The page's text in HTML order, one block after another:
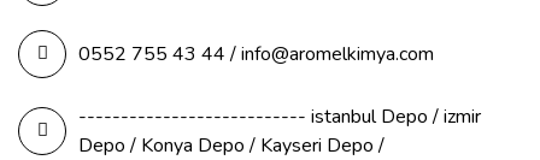
0552 755 43 44 / info@aromelkimya.com
--------------------------- istanbul Depo / izmir
Depo / Konya Depo / Kayseri Depo /